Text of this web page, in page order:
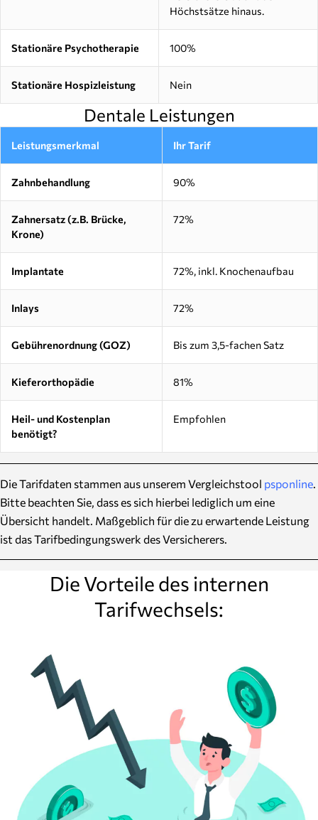
Höchstsätze hinaus.
Stationäre Psychotherapie 100%
Stationäre Hospizleistung Nein
Dentale Leistungen
Leistungsmerkmal Ihr Tarif
Zahnbehandlung 90%
Zahnersatz (z.B. Brücke,
Krone)
72%
Implantate 72%, inkl. Knochenaufbau
Inlays 72%
Gebührenordnung (GOZ) Bis zum 3,5-fachen Satz
Kieferorthopädie 81%
Heil- und Kostenplan
benötigt?
Empfohlen
Die Tarifdaten stammen aus unserem Vergleichstool psponline
Bitte beachten Sie, dass es sich hierbei lediglich um eine
Übersicht handelt. Maßgeblich für die zu erwartende Leistung
ist das Tarifbedingungswerk des Versicherers.
Die Vorteile des internen
Tarifwechsels: